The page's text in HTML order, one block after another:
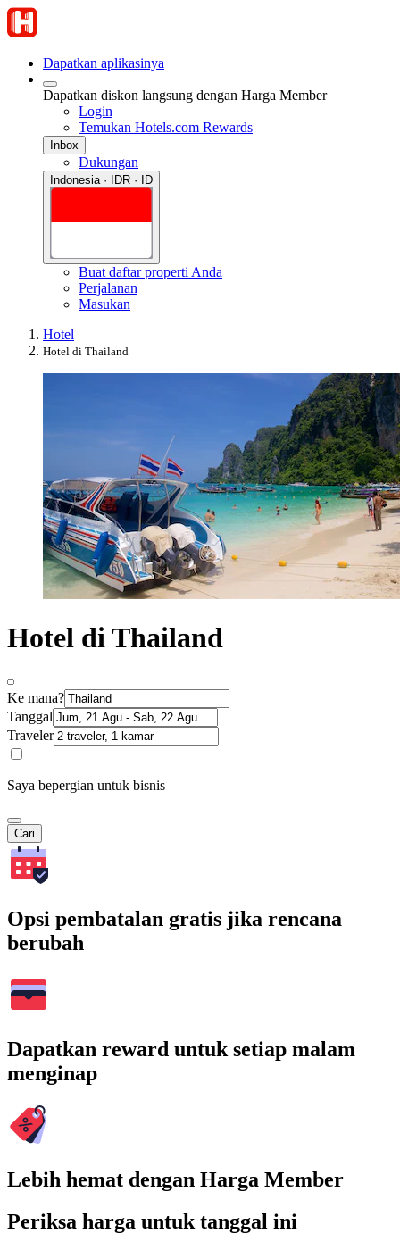
Dapatkan aplikasinya
Dapatkan diskon langsung dengan Harga Member
Login
Temukan Hotels.com Rewards
Inbox
Dukungan
Indonesia · IDR · ID
Buat daftar properti Anda
Perjalanan
Masukan
Hotel
Hotel di Thailand
Hotel di Thailand
Ke mana?
Tanggal
Traveler
Saya bepergian untuk bisnis
Cari
Opsi pembatalan gratis jika rencana
berubah
Dapatkan reward untuk setiap malam
menginap
Lebih hemat dengan Harga Member
Periksa harga untuk tanggal ini